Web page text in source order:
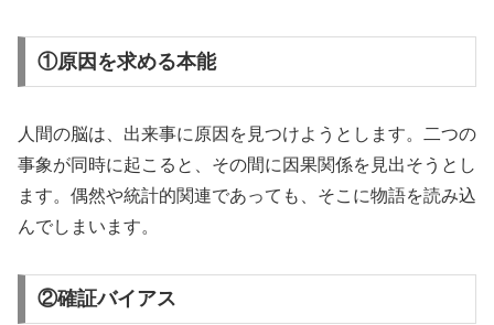
①原因を求める本能
人間の脳は、出来事に原因を見つけようとします。二つの
事象が同時に起こると、その間に因果関係を見出そうとし
ます。偶然や統計的関連であっても、そこに物語を読み込
んでしまいます。
②確証バイアス